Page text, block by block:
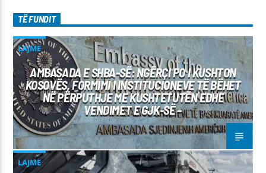
TË FUNDIT
LAJME
AMBASADA E SHBA-SË: NGËRÇI PO I KUSHTON
KOSOVËS, FORMIMI I INSTITUCIONEVE TË BËHET
NË PËRPUTHJE ME KUSHTETUTËN EDHE
VENDIMET E GJK-SË –
LAJME